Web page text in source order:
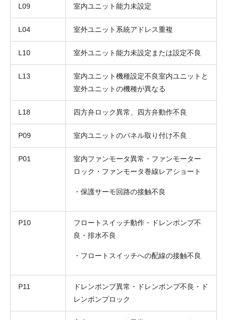
L09 室内ユニット能力未設定
L04 室外ユニット系統アドレス重複
L10 室外ユニット能力未設定または設定不良
L13
室内ユニット機種設定不良室内ユニットと
室外ユニットの機種が異なる
L18 四方弁ロック異常、四方弁動作不良
P09 室内ユニットのパネル取り付け不良
P01
室内ファンモータ異常・ファンモーター
ロック・ファンモータ巻線レアショート
・保護サーモ回路の接触不良
P10
フロートスイッチ動作・ドレンポンプ不
良・排水不良
・フロートスイッチへの配線の接触不良
P11
ドレンポンプ異常・ドレンポンプ不良・ド
レンポンプロック
工事お見積り依頼
機器お見積り依頼
メッセージ